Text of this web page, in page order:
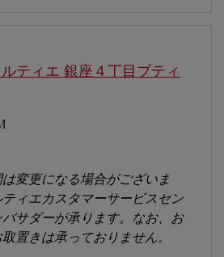
ティエ 銀座４丁目ブティ
変更になる場合がございま
ィエカスタマーサービスセン
サダーが承ります。なお、お
置きは承っておりません。